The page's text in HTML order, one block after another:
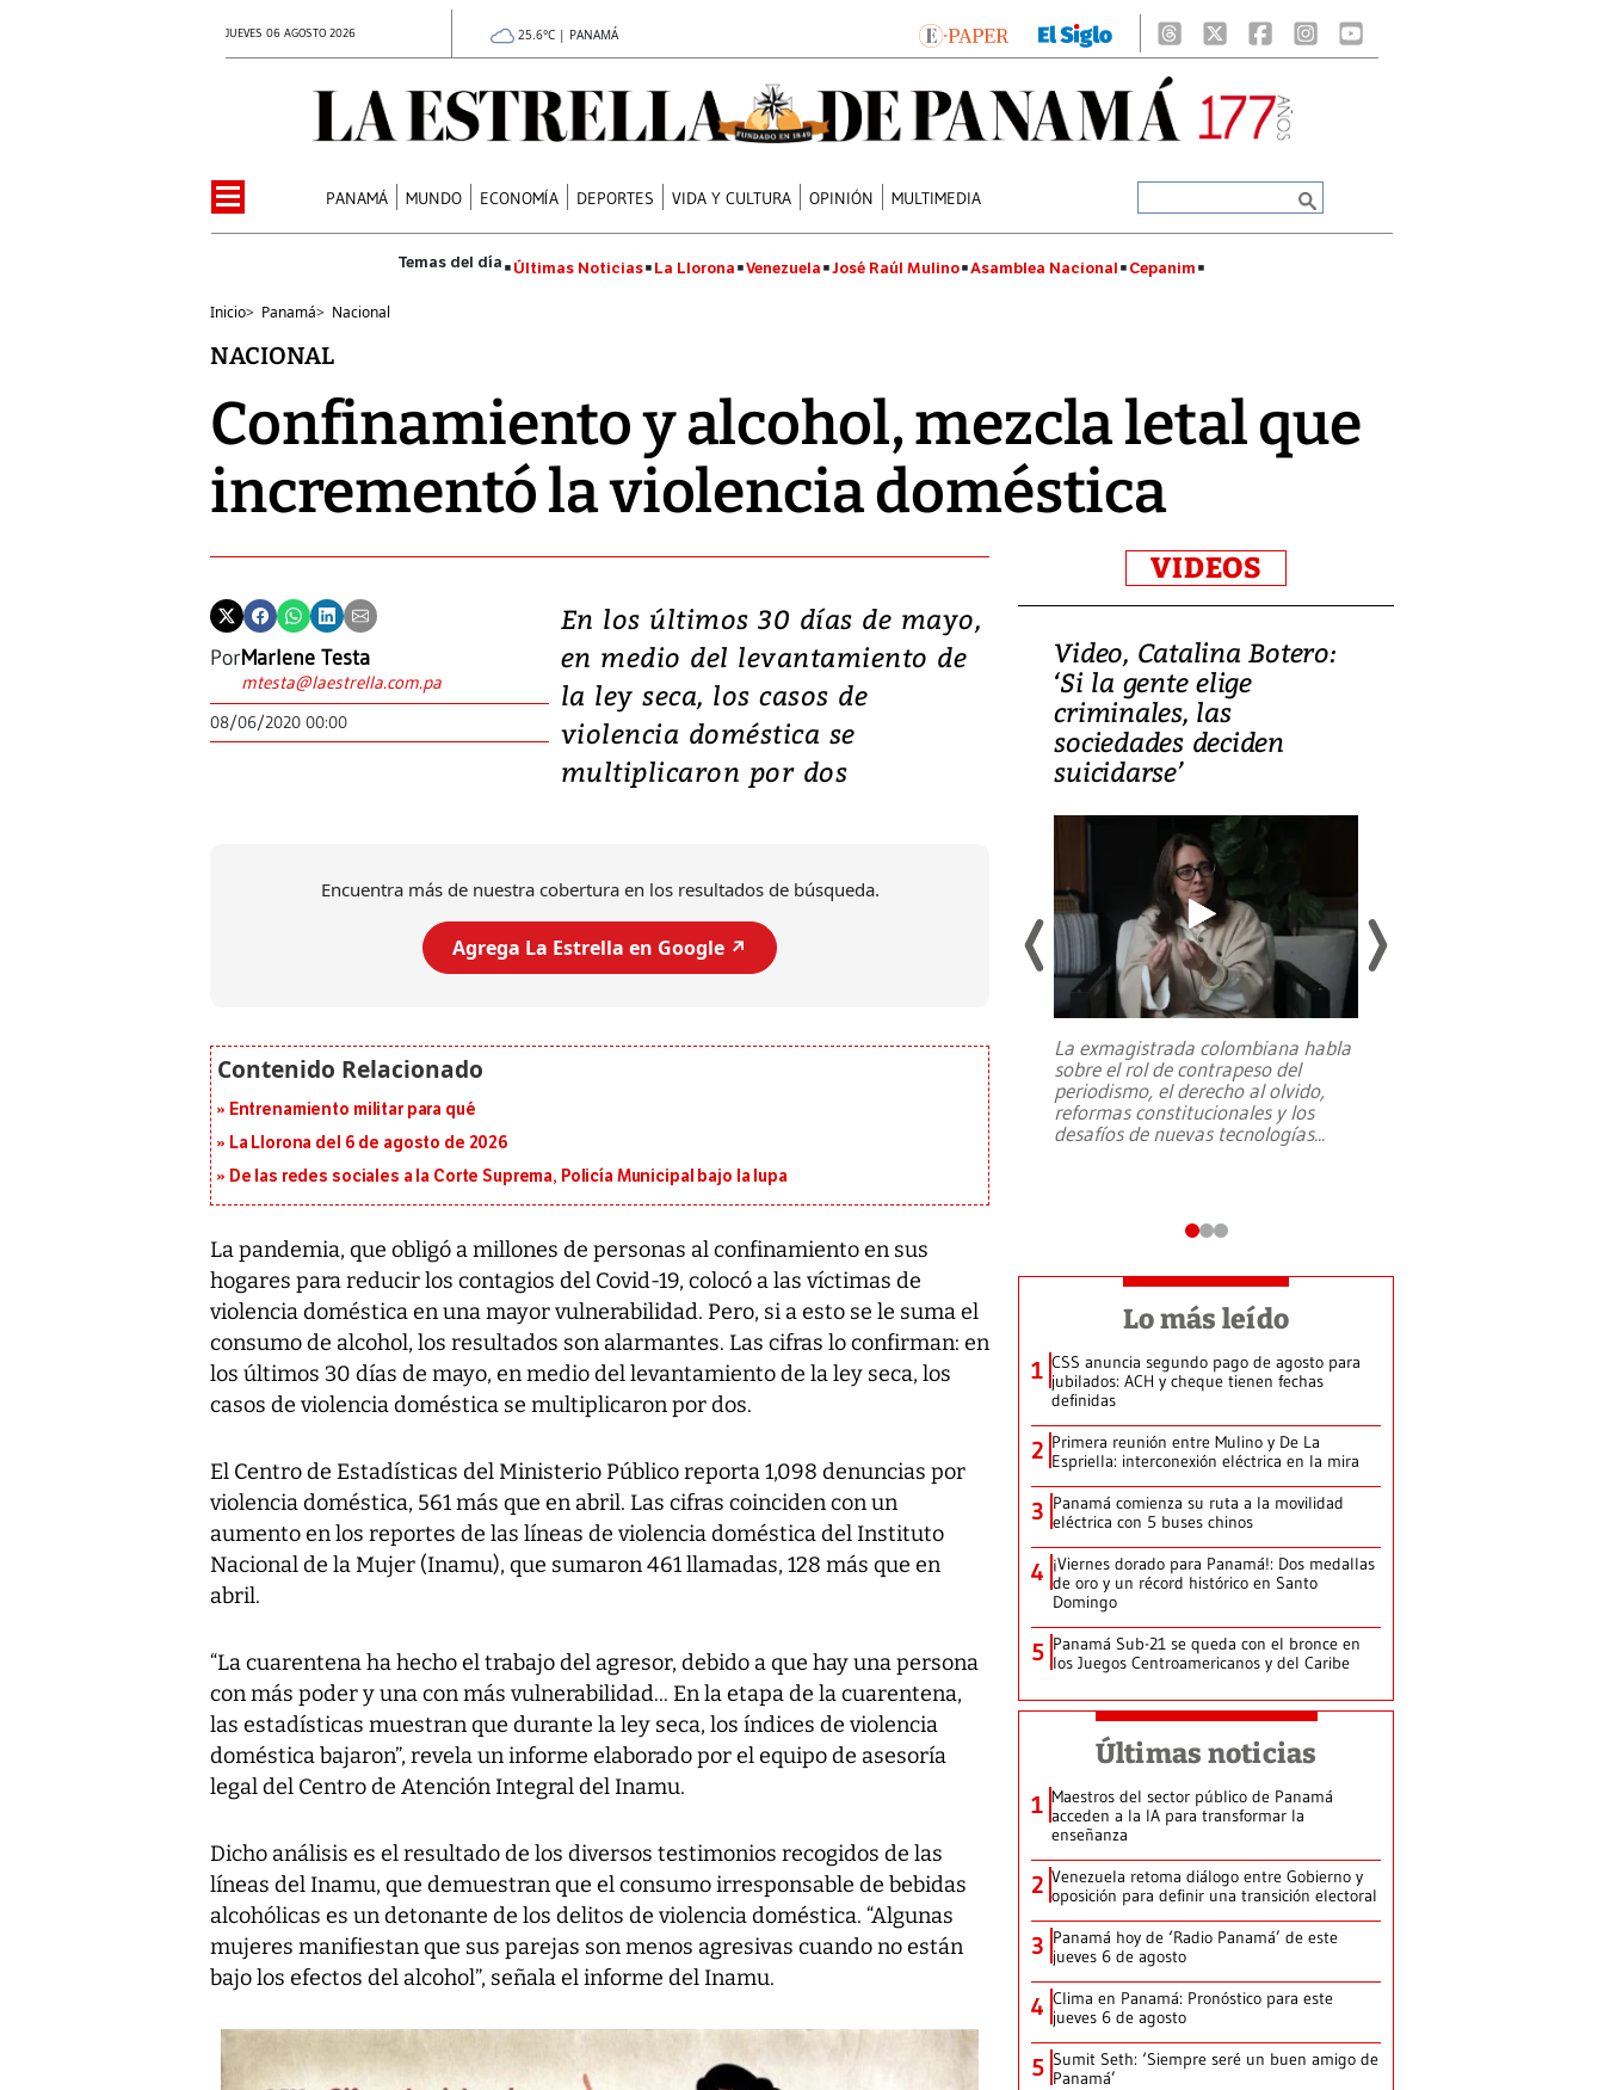
JUEVES 06 AGOSTO 2026 25.6°C | PANAMÁ
PANAMÁ MUNDO ECONOMÍA DEPORTES VIDA Y CULTURA OPINIÓN MULTIMEDIA
Últimas Noticias La Llorona Venezuela José Raúl Mulino Asamblea Nacional Cepanim
Inicio> Panamá> Nacional
NACIONAL
Confinamiento y alcohol, mezcla letal que
incrementó la violencia doméstica
PorMarlene Testa
mtesta@laestrella.com.pa
08/06/2020 00:00
En los últimos 30 días de mayo,
en medio del levantamiento de
la ley seca, los casos de
violencia doméstica se
multiplicaron por dos
Encuentra más de nuestra cobertura en los resultados de búsqueda.
Agrega La Estrella en Google ↗️
Entrenamiento militar para qué
La Llorona del 6 de agosto de 2026
De las redes sociales a la Corte Suprema, Policía Municipal bajo la lupa
La pandemia, que obligó a millones de personas al confinamiento en sus
hogares para reducir los contagios del Covid-19, colocó a las víctimas de
violencia doméstica en una mayor vulnerabilidad. Pero, si a esto se le suma el
consumo de alcohol, los resultados son alarmantes. Las cifras lo confirman: en
los últimos 30 días de mayo, en medio del levantamiento de la ley seca, los
casos de violencia doméstica se multiplicaron por dos.
El Centro de Estadísticas del Ministerio Público reporta 1,098 denuncias por
violencia doméstica, 561 más que en abril. Las cifras coinciden con un
aumento en los reportes de las líneas de violencia doméstica del Instituto
Nacional de la Mujer (Inamu), que sumaron 461 llamadas, 128 más que en
abril.
“La cuarentena ha hecho el trabajo del agresor, debido a que hay una persona
con más poder y una con más vulnerabilidad... En la etapa de la cuarentena,
las estadísticas muestran que durante la ley seca, los índices de violencia
doméstica bajaron”, revela un informe elaborado por el equipo de asesoría
legal del Centro de Atención Integral del Inamu.
Dicho análisis es el resultado de los diversos testimonios recogidos de las
líneas del Inamu, que demuestran que el consumo irresponsable de bebidas
alcohólicas es un detonante de los delitos de violencia doméstica. “Algunas
mujeres manifiestan que sus parejas son menos agresivas cuando no están
bajo los efectos del alcohol”, señala el informe del Inamu.
VIDEOS
Video, Japón: Terremoto
deja heridos y graves
daños en Kumamoto
al sur de Japón, provocando una
Video, Catalina Botero:
‘Si la gente elige
criminales, las
sociedades deciden
suicidarse’
La exmagistrada colombiana habla
sobre el rol de contrapeso del
periodismo, el derecho al olvido,
reformas constitucionales y los
desafíos de nuevas tecnologías...
Lo más leído
1 CSS anuncia segundo pago de agosto para
jubilados: ACH y cheque tienen fechas
definidas
2 Primera reunión entre Mulino y De La
Espriella: interconexión eléctrica en la mira
3 Panamá comienza su ruta a la movilidad
eléctrica con 5 buses chinos
4 ¡Viernes dorado para Panamá!: Dos medallas
de oro y un récord histórico en Santo
Domingo
5 Panamá Sub-21 se queda con el bronce en
los Juegos Centroamericanos y del Caribe
Últimas noticias
1 Maestros del sector público de Panamá
acceden a la IA para transformar la
enseñanza
2 Venezuela retoma diálogo entre Gobierno y
oposición para definir una transición electoral
3 Panamá hoy de ‘Radio Panamá’ de este
jueves 6 de agosto
4 Clima en Panamá: Pronóstico para este
jueves 6 de agosto
5 Sumit Seth: ‘Siempre seré un buen amigo de
Panamá’